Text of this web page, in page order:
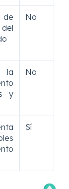
No
la
y
No
Sí